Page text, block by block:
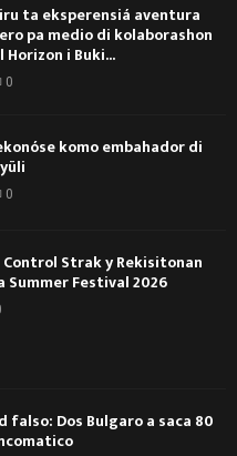
ta eksperensiá aventura
pa medio di kolaborashon
Horizon i Buki...
0
komo embahador di
0
Strak y Rekisitonan
Festival 2026
falso: Dos Bulgaro a saca 80